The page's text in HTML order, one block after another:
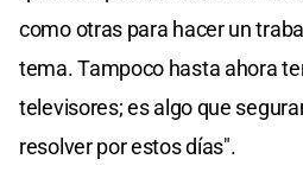
como otras para hacer un
tema. Tampoco hasta ahora
televisores; es algo que
resolver por estos días".